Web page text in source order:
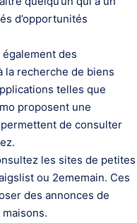
d’opportunités
des
la recherche de biens
telles que
proposent une
de consulter
les sites de petites
ou 2ememain. Ces
des annonces de